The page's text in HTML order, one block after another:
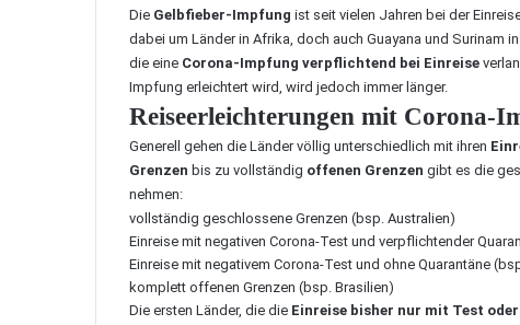
Die Gelbfieber-Impfung ist seit vielen Jahren bei der
dabei um Länder in Afrika, doch auch Guayana und Surinam
die eine Corona-Impfung verpflichtend bei Einreise
Impfung erleichtert wird, wird jedoch immer länger.
Reiseerleichterungen mit Corona-
Generell gehen die Länder völlig unterschiedlich mit ihren
Grenzen bis zu vollständig offenen Grenzen gibt es die
nehmen:
vollständig geschlossene Grenzen (bsp. Australien)
Einreise mit negativen Corona-Test und verpflichtender
Einreise mit negativem Corona-Test und ohne Quarantäne
komplett offenen Grenzen (bsp. Brasilien)
Die ersten Länder, die die Einreise bisher nur mit Test